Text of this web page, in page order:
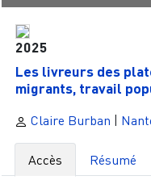
2025
Les livreurs des
migrants, travail
Claire Burban |
Accès Résumé